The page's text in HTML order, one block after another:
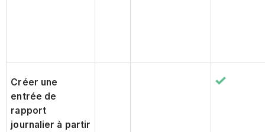
Créer une
entrée de
rapport
journalier à partir